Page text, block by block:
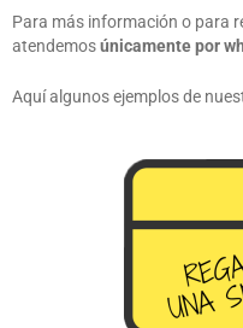
Para más información o para
atendemosúnicamente por
Aquí algunos ejemplos de